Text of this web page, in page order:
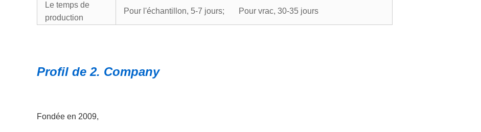
Le temps de
production
Pour l'échantillon, 5-7 jours; Pour vrac, 30-35 jours
Profil de 2. Company
Fondée en 2009,